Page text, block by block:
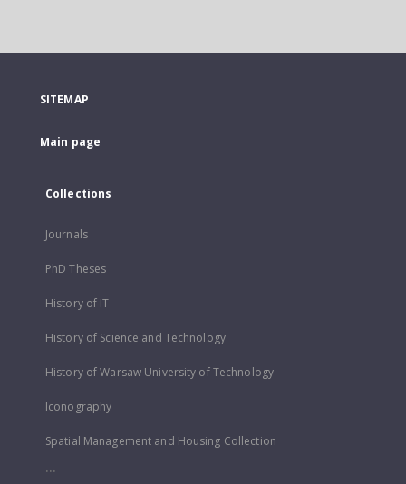
SITEMAP
Main page
Collections
Journals
PhD Theses
History of IT
History of Science and Technology
History of Warsaw University of Technology
Iconography
Spatial Management and Housing Collection
...